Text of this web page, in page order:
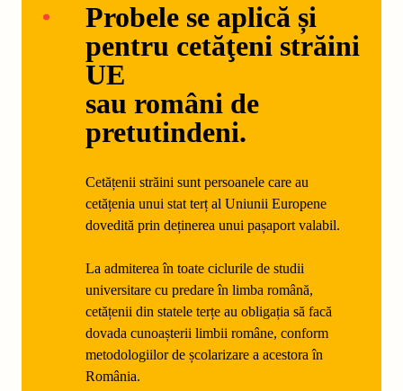
Probele se aplică și
pentru cetăţeni străini
UE
sau români de
pretutindeni.
Cetățenii străini sunt persoanele care au
cetățenia unui stat terț al Uniunii Europene
dovedită prin deținerea unui pașaport valabil.
La admiterea în toate ciclurile de studii
universitare cu predare în limba română,
cetățenii din statele terțe au obligația să facă
dovada cunoașterii limbii române, conform
metodologiilor de școlarizare a acestora în
România.